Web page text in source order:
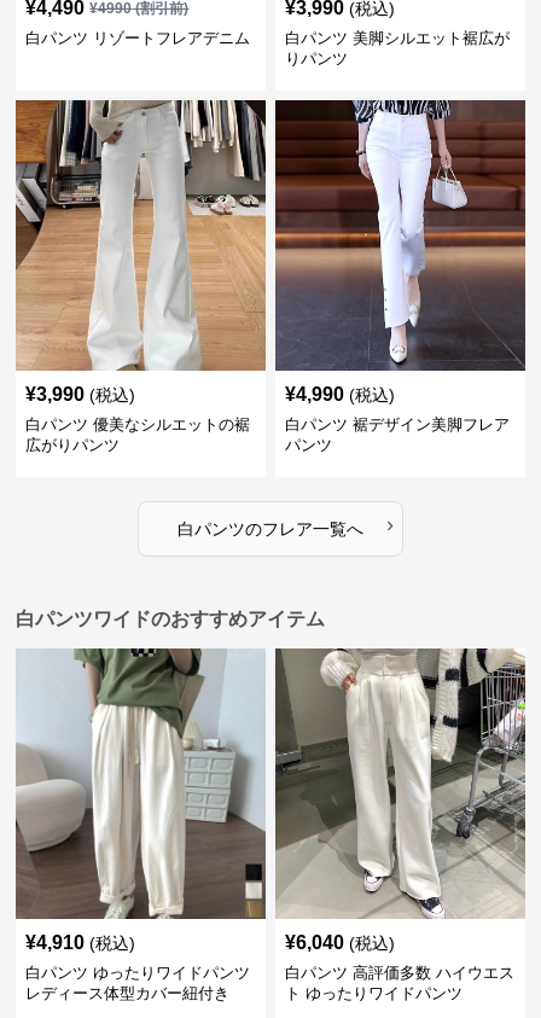
¥4,490 ¥4990(割引前)
白パンツ リゾートフレアデニム
¥3,990 (税込)
白パンツ 美脚シルエット裾広が
りパンツ
¥3,990 (税込)
白パンツ 優美なシルエットの裾
広がりパンツ
¥4,990 (税込)
白パンツ 裾デザイン美脚フレア
パンツ
白パンツのフレア一覧へ ›
白パンツワイドのおすすめアイテム
¥4,910 (税込)
白パンツ ゆったりワイドパンツ
レディース体型カバー紐付き
¥6,040 (税込)
白パンツ 高評価多数 ハイウエス
ト ゆったりワイドパンツ